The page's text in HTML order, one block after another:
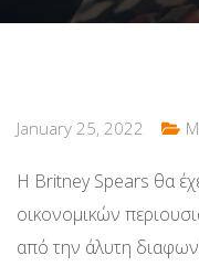
January 25, 2022
Η Britney Spears θα
οικονομικών
από την άλυτη